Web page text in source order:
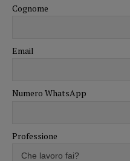
Cognome
Email
Numero WhatsApp
Professione